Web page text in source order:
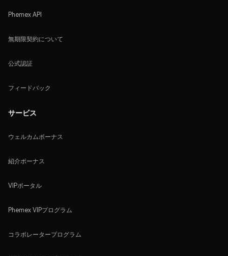
Phemex API
無期限契約について
公式認証
フィードバック
サービス
ウェルカムボーナス
紹介ボーナス
VIPポータル
Phemex VIPプログラム
コラボレータープログラム